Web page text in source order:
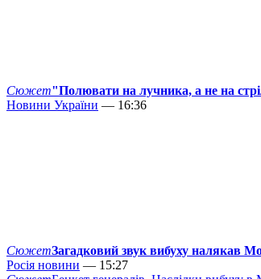
Сюжет"Полювати на лучника, а не на
Новини України — 16:36
СюжетЗагадковий звук вибуху налякав
Росія новини — 15:27